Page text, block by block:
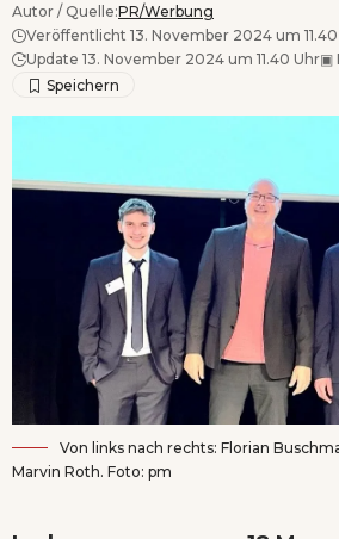
Autor / Quelle:PR/Werbung
Veröffentlicht 13. November 2024 um
Update 13. November 2024 um 11.40 Uhr▣
Von links nach rechts: Florian
Marvin Roth. Foto: pm